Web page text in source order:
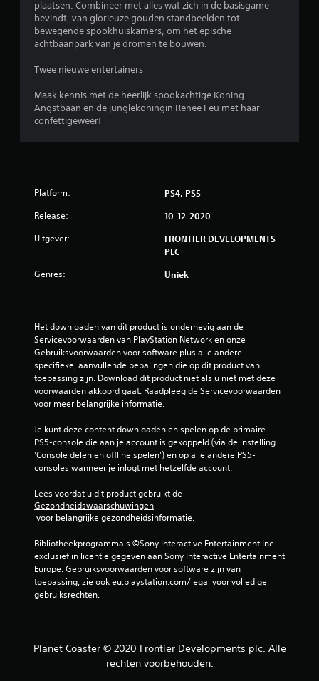
o
l
i
g
plaatsen. Combineer met alles wat zich in de basisgame
bevindt, van glorieuze gouden standbeelden tot
bewegende spookhuiskamers, om het epische
achtbaanpark van je dromen te bouwen.
Twee nieuwe entertainers
Maak kennis met de heerlijk spookachtige Koning
Angstbaan en de junglekoningin Renee Feu met haar
confettigeweer!
Platform: PS4, PS5
Release: 10-12-2020
Uitgever:
FRONTIER DEVELOPMENTS
PLC
Genres: Uniek
Het downloaden van dit product is onderhevig aan de
Servicevoorwaarden van PlayStation Network en onze
Gebruiksvoorwaarden voor software plus alle andere
specifieke, aanvullende bepalingen die op dit product van
toepassing zijn. Download dit product niet als u niet met deze
voorwaarden akkoord gaat. Raadpleeg de Servicevoorwaarden
voor meer belangrijke informatie.
Je kunt deze content downloaden en spelen op de primaire
PS5-console die aan je account is gekoppeld (via de instelling
'Console delen en offline spelen') en op alle andere PS5-
consoles wanneer je inlogt met hetzelfde account.
Lees voordat u dit product gebruikt de
Gezondheidswaarschuwingen
voor belangrijke gezondheidsinformatie.
Bibliotheekprogramma's ©Sony Interactive Entertainment Inc.
exclusief in licentie gegeven aan Sony Interactive Entertainment
Europe. Gebruiksvoorwaarden voor software zijn van
toepassing, zie ook eu.playstation.com/legal voor volledige
gebruiksrechten.
Planet Coaster © 2020 Frontier Developments plc. Alle
rechten voorbehouden.